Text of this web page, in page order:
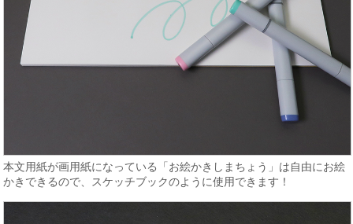
本文用紙が画用紙になっている「お絵かきしまちょう」は自由にお絵
かきできるので、スケッチブックのように使用できます！